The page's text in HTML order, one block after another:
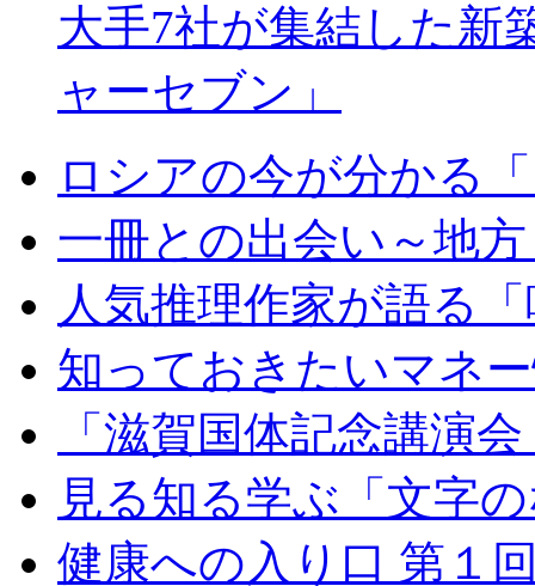
大手7社が集結した新
ャーセブン」
ロシアの今が分かる
一冊との出会い～地
人気推理作家が語る
知っておきたいマネ
「滋賀国体記念講演
見る知る学ぶ「文字
健康への入り口 第１